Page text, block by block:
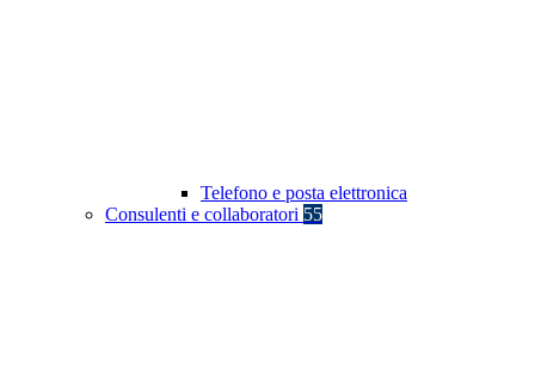
Telefono e posta elettronica
Consulenti e collaboratori 55